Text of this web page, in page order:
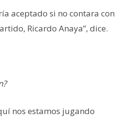
aceptado si no contara con
Ricardo Anaya”, dice.
nos estamos jugando